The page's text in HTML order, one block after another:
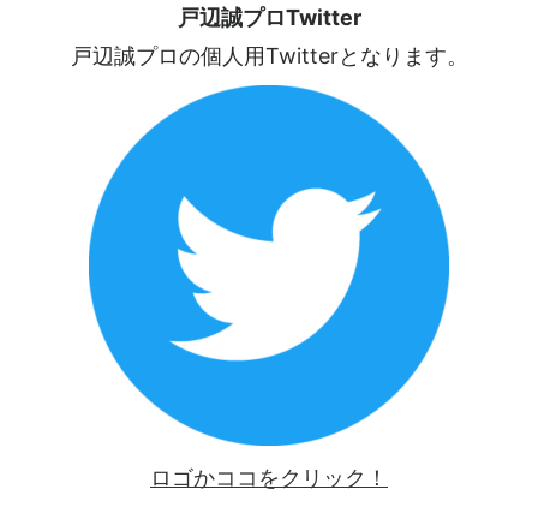
戸辺誠プロTwitter
戸辺誠プロの個人用Twitterとなります。
ロゴかココをクリック！